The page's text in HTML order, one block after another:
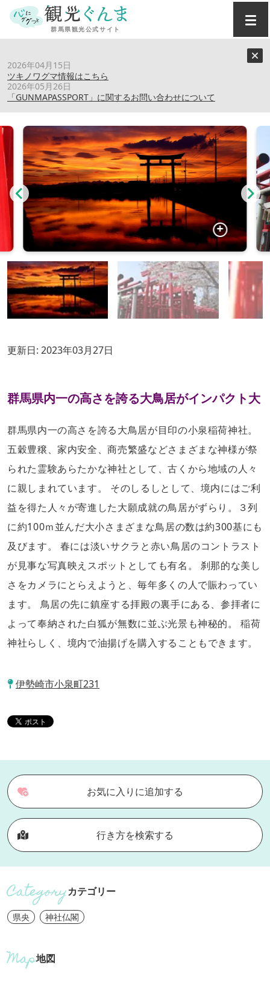
2026年04月15日
ツキノワグマ情報はこちら
2026年05月26日
「GUNMAPASSPORT」に関するお問い合わせについて
小泉稲荷神社
更新日: 2023年03月27日
群馬県内一の高さを誇る大鳥居がインパクト大
群馬県内一の高さを誇る大鳥居が目印の小泉稲荷神社。
五穀豊穣、家内安全、商売繁盛などさまざまな神様が祭
られた霊験あらたかな神社として、古くから地域の人々
に親しまれています。 そのしるしとして、境内にはご利
益を得た人々が寄進した大願成就の鳥居がずらり。３列
に約100ｍ並んだ大小さまざまな鳥居の数は約300基にも
及びます。 春には淡いサクラと赤い鳥居のコントラスト
が見事な写真映えスポットとしても有名。 刹那的な美し
さをカメラにとらえようと、毎年多くの人で賑わってい
ます。 鳥居の先に鎮座する拝殿の裏手にある、参拝者に
よって奉納された白狐が無数に並ぶ光景も神秘的。 稲荷
神社らしく、境内で油揚げを購入することもできます。
伊勢崎市小泉町231
お気に入りに追加する
行き方を検索する
カテゴリー
県央 神社仏閣
地図